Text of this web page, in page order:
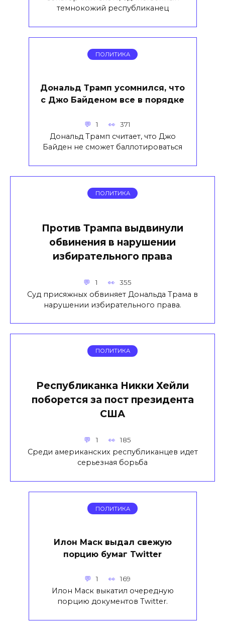
темнокожий республиканец
ПОЛИТИКА
Дональд Трамп усомнился, что
с Джо Байденом все в порядке
1 371
Дональд Трамп считает, что Джо
Байден не сможет баллотироваться
ПОЛИТИКА
Против Трампа выдвинули
обвинения в нарушении
избирательного права
1 355
Суд присяжных обвиняет Дональда Трама в
нарушении избирательного права.
ПОЛИТИКА
Республиканка Никки Хейли
поборется за пост президента
США
1 185
Среди американских республиканцев идет
серьезная борьба
ПОЛИТИКА
Илон Маск выдал свежую
порцию бумаг Twitter
1 169
Илон Маск выкатил очередную
порцию документов Twitter.